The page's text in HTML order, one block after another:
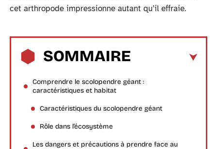
cet arthropode impressionne autant qu’il effraie.
SOMMAIRE
Comprendre le scolopendre géant :
caractéristiques et habitat
Caractéristiques du scolopendre géant
Rôle dans l’écosystème
Les dangers et précautions à prendre face au